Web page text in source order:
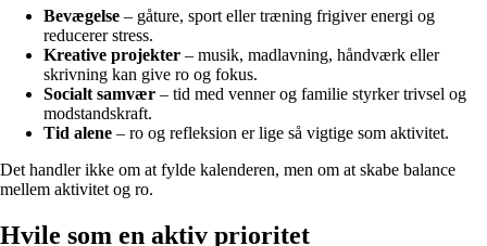
Bevægelse – gåture, sport eller træning frigiver energi og
reducerer stress.
Kreative projekter – musik, madlavning, håndværk eller
skrivning kan give ro og fokus.
Socialt samvær – tid med venner og familie styrker trivsel og
modstandskraft.
Tid alene – ro og refleksion er lige så vigtige som aktivitet.
Det handler ikke om at fylde kalenderen, men om at skabe balance
mellem aktivitet og ro.
Hvile som en aktiv prioritet